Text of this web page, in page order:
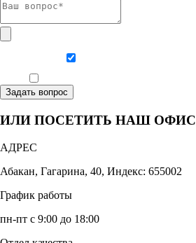
Задать вопрос
ИЛИ ПОСЕТИТЬ НАШ ОФИС
АДРЕС
Абакан, Гагарина, 40, Индекс: 655002
График работы
пн-пт с 9:00 до 18:00